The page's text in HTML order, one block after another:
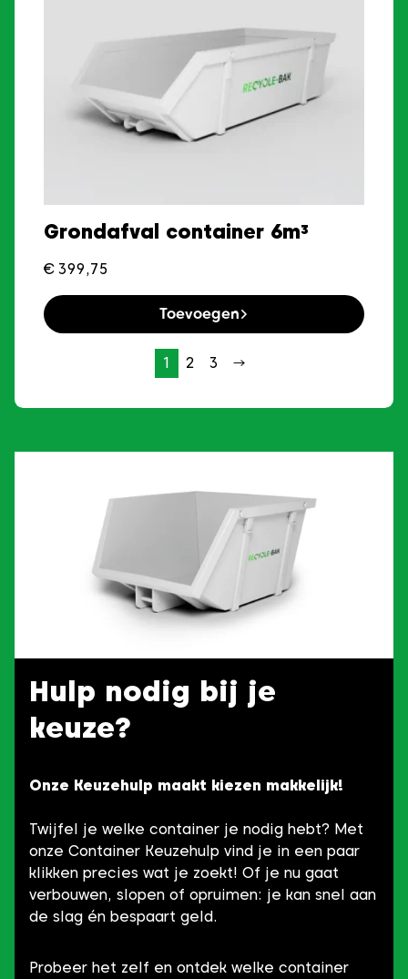
Grondafval container 6m³
€ 399,75
Toevoegen
1 2 3 →
Hulp nodig bij je
keuze?
Onze Keuzehulp maakt kiezen makkelijk!
Twijfel je welke container je nodig hebt? Met
onze Container Keuzehulp vind je in een paar
klikken precies wat je zoekt! Of je nu gaat
verbouwen, slopen of opruimen: je kan snel aan
de slag én bespaart geld.
Probeer het zelf en ontdek welke container